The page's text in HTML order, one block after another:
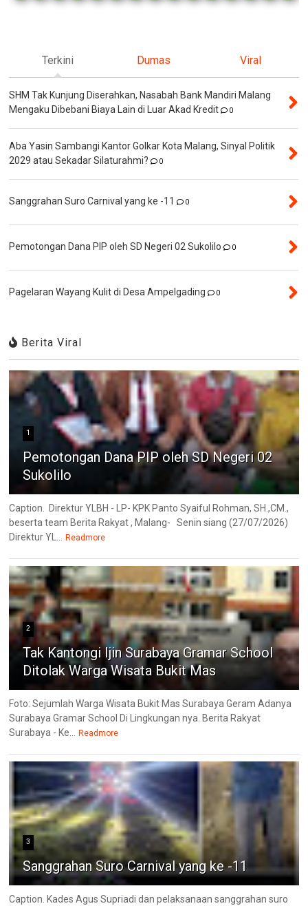
Terkini Dumas Viral
SHM Tak Kunjung Diserahkan, Nasabah Bank Mandiri Malang
Mengaku Dibebani Biaya Lain di Luar Akad Kredit
0
Aba Yasin Sambangi Kantor Golkar Kota Malang, Sinyal Politik
2029 atau Sekadar Silaturahmi?
0
Sanggrahan Suro Carnival yang ke -11 0
Pemotongan Dana PIP oleh SD Negeri 02 Sukolilo 0
Pagelaran Wayang Kulit di Desa Ampelgading 0
Berita Viral
1
Pemotongan Dana PIP oleh SD Negeri 02
Sukolilo
Caption. Direktur YLBH - LP- KPK Panto Syaiful Rohman, SH.,CM.,
beserta team Berita Rakyat , Malang- Senin siang (27/07/2026)
Direktur YL...
Readmore
2
Tak Kantongi Ijin Surabaya Gramar School
Ditolak Warga Wisata Bukit Mas
Foto: Sejumlah Warga Wisata Bukit Mas Surabaya Geram Adanya
Surabaya Gramar School Di Lingkungan nya. Berita Rakyat
Surabaya - Ke...
Readmore
3
Sanggrahan Suro Carnival yang ke -11
Caption. Kades Agus Supriadi dan pelaksanaan sanggrahan suro